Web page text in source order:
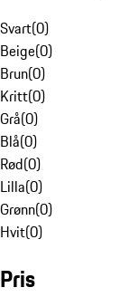
Svart(0)
Beige(0)
Brun(0)
Kritt(0)
Grå(0)
Blå(0)
Rød(0)
Lilla(0)
Grønn(0)
Hvit(0)
Pris